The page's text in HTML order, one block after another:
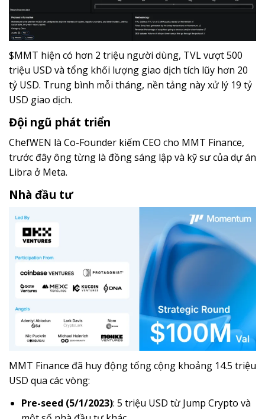
$MMT hiện có hơn 2 triệu người dùng, TVL vượt 500
triệu USD và tổng khối lượng giao dịch tích lũy hơn 20
tỷ USD. Trung bình mỗi tháng, nền tảng này xử lý 19 tỷ
USD giao dịch.
Đội ngũ phát triển
ChefWEN là Co-Founder kiếm CEO cho MMT Finance,
trước đây ông từng là đồng sáng lập và kỹ sư của dự án
Libra ở Meta.
Nhà đầu tư
MMT Finance đã huy động tổng cộng khoảng 14.5 triệu
USD qua các vòng:
Pre-seed (5/1/2023): 5 triệu USD từ Jump Crypto và